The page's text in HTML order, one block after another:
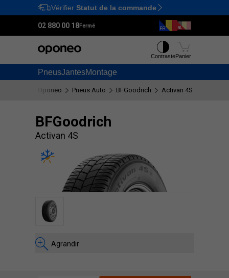
Ctrl M
Vérifier Statut de la commande
02 880 00 18Fermé
PneusJantesMontage
ContrastePanier
Oponeo Pneus Auto BFGoodrich Activan 4S
BFGoodrich
Activan 4S
Agrandir